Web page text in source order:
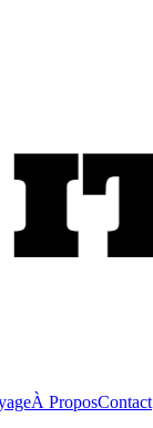
À ProposContact